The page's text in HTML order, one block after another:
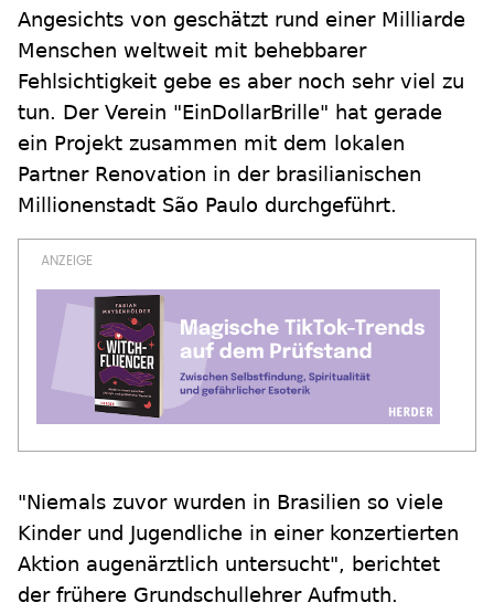
Angesichts von geschätzt rund einer Milliarde
Menschen weltweit mit behebbarer
Fehlsichtigkeit gebe es aber noch sehr viel zu
tun. Der Verein "EinDollarBrille" hat gerade
ein Projekt zusammen mit dem lokalen
Partner Renovation in der brasilianischen
Millionenstadt São Paulo durchgeführt.
"Niemals zuvor wurden in Brasilien so viele
Kinder und Jugendliche in einer konzertierten
Aktion augenärztlich untersucht", berichtet
der frühere Grundschullehrer Aufmuth.